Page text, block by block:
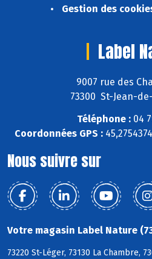
Gestion des
Label
9007 rue des
73300 St-Jean-
Téléphone : 04
Coordonnées GPS :
Nous suivre sur
Votre magasin Label Nature
73220 St-Léger, 73130 La Chambre,